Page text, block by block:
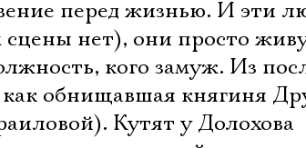
перед жизнью. И эти
сцены нет), они просто
кого замуж. Из
обнищавшая княгиня
Кутят у Долохова